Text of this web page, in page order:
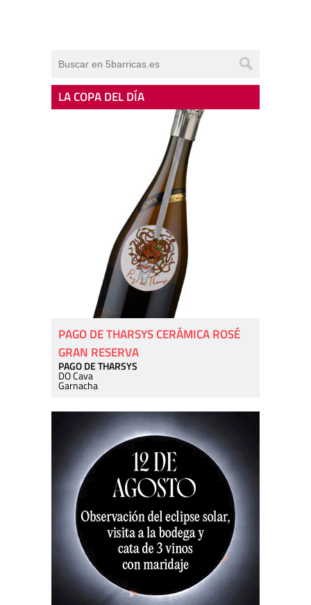
LA COPA DEL DÍA
PAGO DE THARSYS CERÁMICA ROSÉ
GRAN RESERVA
PAGO DE THARSYS
DO Cava
Garnacha